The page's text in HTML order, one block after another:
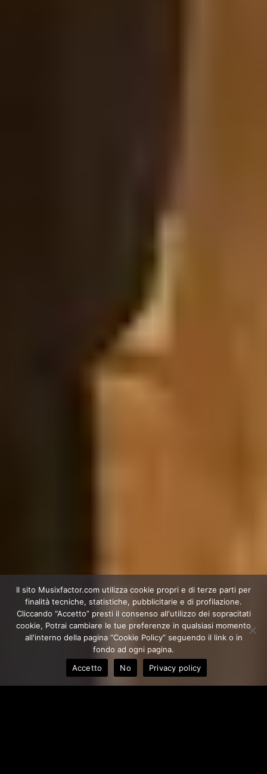
Il sito Musixfactor.com utilizza cookie propri e di terze parti per
finalità tecniche, statistiche, pubblicitarie e di profilazione.
Cliccando “Accetto” presti il consenso all'utilizzo dei sopracitati
cookie, Potrai cambiare le tue preferenze in qualsiasi momento
all'interno della pagina “Cookie Policy” seguendo il link o in
fondo ad ogni pagina.
Accetto
No Privacy policy